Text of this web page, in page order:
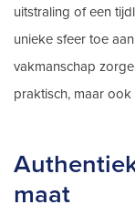
uitstraling of een
unieke sfeer toe
vakmanschap
praktisch, maar
maat